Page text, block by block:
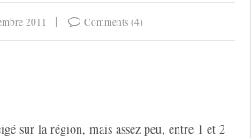
2011 Comments (4)
sur la région, mais assez peu, entre 1 et 2